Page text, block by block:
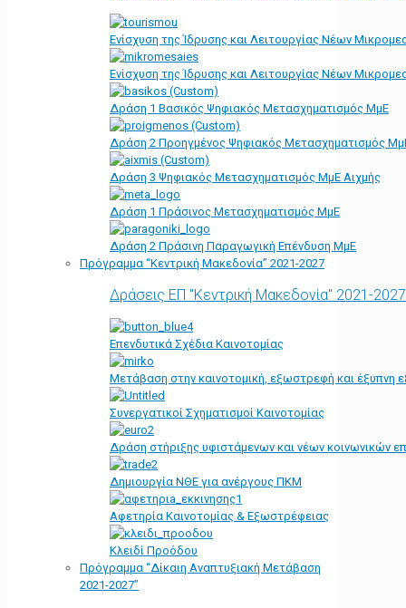
Ενίσχυση της Ίδρυσης και Λειτουργίας Νέων
Ενίσχυση της Ίδρυσης και Λειτουργίας Νέων
Δράση 1 Βασικός Ψηφιακός Μετασχηματισμός ΜμΕ
Δράση 2 Προηγμένος Ψηφιακός Μετασχηματισμός
Δράση 3 Ψηφιακός Μετασχηματισμός ΜμΕ Αιχμής
Δράση 1 Πράσινος Μετασχηματισμός ΜμΕ
Δράση 2 Πράσινη Παραγωγική Επένδυση ΜμΕ
Πρόγραμμα “Κεντρική Μακεδονία” 2021-2027
Δράσεις ΕΠ "Κεντρική Μακεδονία" 2021-2027
Επενδυτικά Σχέδια Καινοτομίας
Μετάβαση στην καινοτομική, εξωστρεφή και έξυπνη
Συνεργατικοί Σχηματισμοί Καινοτομίας
Δράση στήριξης υφιστάμενων και νέων κοινωνικών
Δημιουργία ΝΘΕ για ανέργους ΠΚΜ
Αφετηρία Kαινοτομίας & Εξωστρέφειας
Κλειδί Προόδου
Πρόγραμμα “Δίκαιη Αναπτυξιακή Μετάβαση
2021-2027”